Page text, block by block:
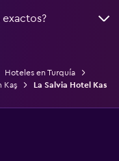
exactos?
Hoteles en Turquía
Kaş La Salvia Hotel Kas